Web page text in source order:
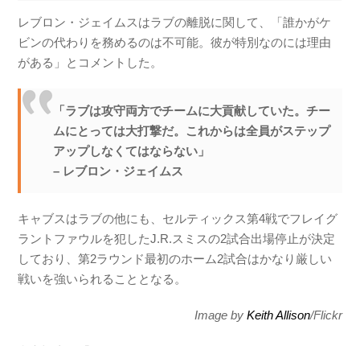
レブロン・ジェイムスはラブの離脱に関して、「誰かがケ
ビンの代わりを務めるのは不可能。彼が特別なのには理由
がある」とコメントした。
「ラブは攻守両方でチームに大貢献していた。チー
ムにとっては大打撃だ。これからは全員がステップ
アップしなくてはならない」
– レブロン・ジェイムス
キャブスはラブの他にも、セルティックス第4戦でフレイグ
ラントファウルを犯したJ.R.スミスの2試合出場停止が決定
しており、第2ラウンド最初のホーム2試合はかなり厳しい
戦いを強いられることとなる。
Image by Keith Allison/Flickr